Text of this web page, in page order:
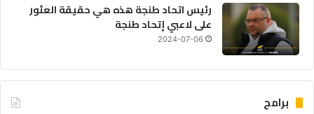
رئيس اتحاد طنجة هذه هي حقيقة العثور
على لاعبي إتحاد طنجة
2024-07-06
برامج